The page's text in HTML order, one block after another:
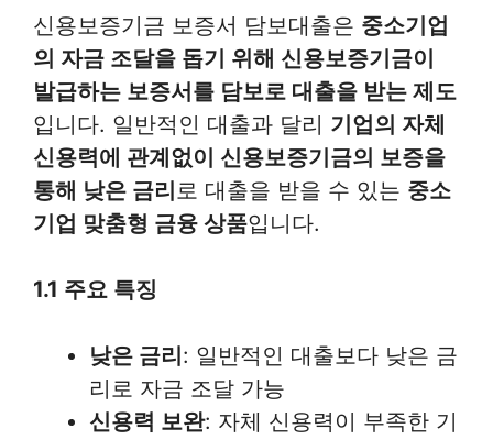
신용보증기금 보증서 담보대출은 중소기업
의 자금 조달을 돕기 위해 신용보증기금이
발급하는 보증서를 담보로 대출을 받는 제도
입니다. 일반적인 대출과 달리 기업의 자체
신용력에 관계없이 신용보증기금의 보증을
통해 낮은 금리로 대출을 받을 수 있는 중소
기업 맞춤형 금융 상품입니다.
1.1 주요 특징
낮은 금리: 일반적인 대출보다 낮은 금
리로 자금 조달 가능
신용력 보완: 자체 신용력이 부족한 기